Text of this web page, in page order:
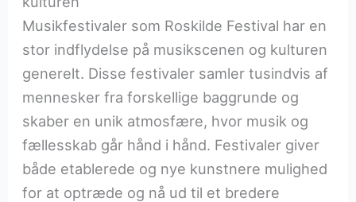
Musikfestivaler som Roskilde Festival har en
stor indflydelse på musikscenen og kulturen
generelt. Disse festivaler samler tusindvis af
mennesker fra forskellige baggrunde og
skaber en unik atmosfære, hvor musik og
fællesskab går hånd i hånd. Festivaler giver
både etablerede og nye kunstnere mulighed
for at optræde og nå ud til et bredere